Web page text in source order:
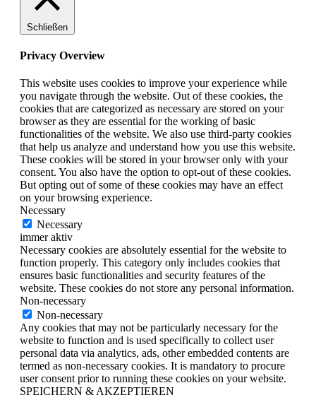
Schließen
Privacy Overview
This website uses cookies to improve your experience while
you navigate through the website. Out of these cookies, the
cookies that are categorized as necessary are stored on your
browser as they are essential for the working of basic
functionalities of the website. We also use third-party cookies
that help us analyze and understand how you use this website.
These cookies will be stored in your browser only with your
consent. You also have the option to opt-out of these cookies.
But opting out of some of these cookies may have an effect
on your browsing experience.
Necessary
Necessary
immer aktiv
Necessary cookies are absolutely essential for the website to
function properly. This category only includes cookies that
ensures basic functionalities and security features of the
website. These cookies do not store any personal information.
Non-necessary
Non-necessary
Any cookies that may not be particularly necessary for the
website to function and is used specifically to collect user
personal data via analytics, ads, other embedded contents are
termed as non-necessary cookies. It is mandatory to procure
user consent prior to running these cookies on your website.
SPEICHERN & AKZEPTIEREN